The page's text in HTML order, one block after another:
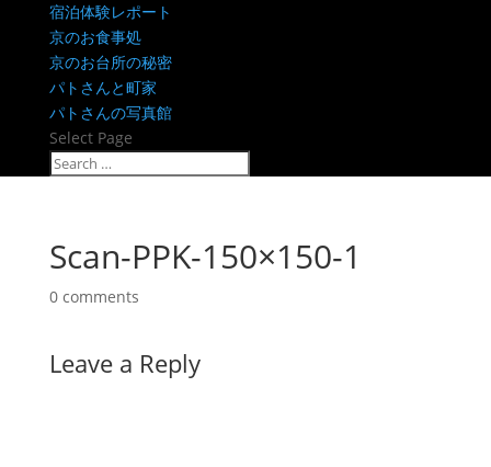
宿泊体験レポート
京のお食事処
京のお台所の秘密
パトさんと町家
パトさんの写真館
Select Page
Scan-PPK-150×150-1
0 comments
Leave a Reply